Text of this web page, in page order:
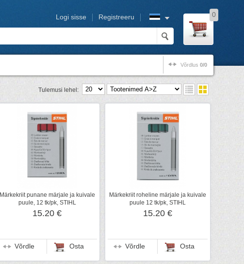
Registreeru
Logi sisse 0
Võrdlus 0/0
Tulemusi lehel:
Märkekriit punane märjale ja kuivale
puule, 12 tk/pk, STIHL
15.20 €
Võrdle Osta
Märkekriit roheline märjale ja kuivale
puule 12 tk/pk, STIHL
15.20 €
Võrdle Osta